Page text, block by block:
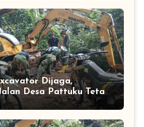
Dijaga,
Desa Pattuku Tetap